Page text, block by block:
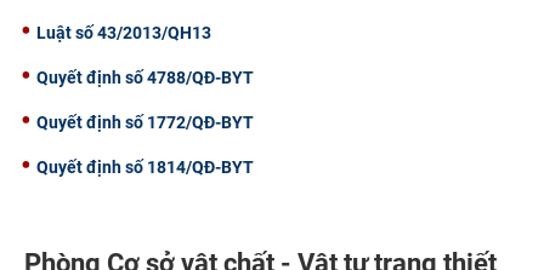
Luật số 43/2013/QH13
Quyết định số 4788/QĐ-BYT
Quyết định số 1772/QĐ-BYT
Quyết định số 1814/QĐ-BYT
Phòng Cơ sở vật chất - Vật tư trang thiết